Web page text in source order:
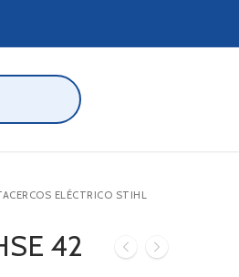
ELÉCTRICO STIHL
42